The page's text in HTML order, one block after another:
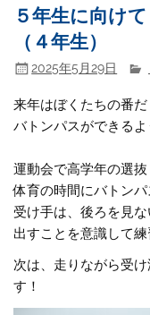
５年生に向け
（４年生）
2025年5月29日
来年はぼくたちの番だ
バトンパスができるよ
運動会で高学年の選抜
体育の時間にバトンパ
受け手は、後ろを見
出すことを意識して練
次は、走りながら受
す！